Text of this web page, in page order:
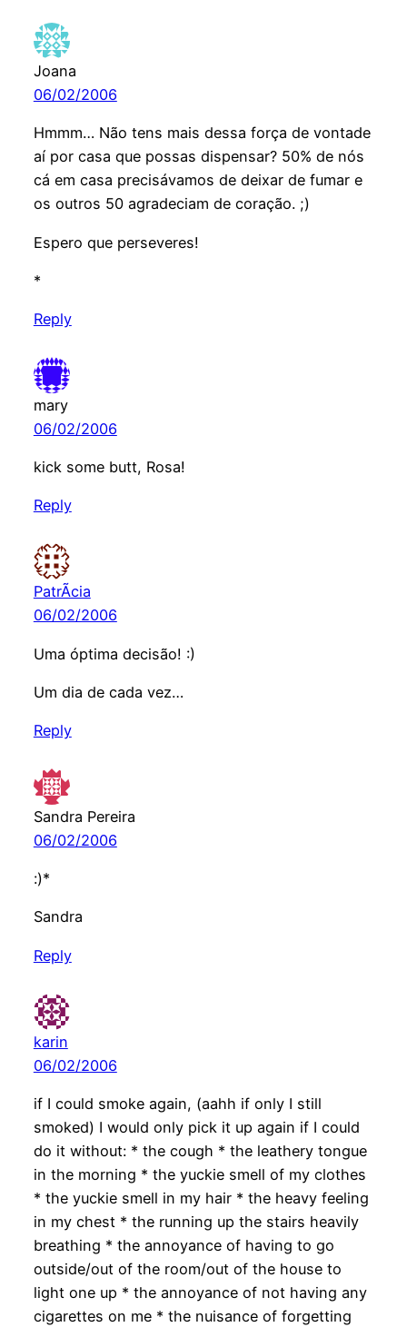
Joana
06/02/2006
Hmmm… Não tens mais dessa força de vontade
aí por casa que possas dispensar? 50% de nós
cá em casa precisávamos de deixar de fumar e
os outros 50 agradeciam de coração. ;)
Espero que perseveres!
*
Reply
mary
06/02/2006
kick some butt, Rosa!
Reply
PatrÃ­cia
06/02/2006
Uma óptima decisão! :)
Um dia de cada vez…
Reply
Sandra Pereira
06/02/2006
:)*
Sandra
Reply
karin
06/02/2006
if I could smoke again, (aahh if only I still
smoked) I would only pick it up again if I could
do it without: * the cough * the leathery tongue
in the morning * the yuckie smell of my clothes
* the yuckie smell in my hair * the heavy feeling
in my chest * the running up the stairs heavily
breathing * the annoyance of having to go
outside/out of the room/out of the house to
light one up * the annoyance of not having any
cigarettes on me * the nuisance of forgetting